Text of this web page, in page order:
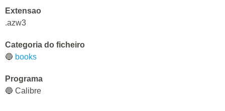
Extensao
.azw3
Categoria do ficheiro
🔵 books
Programa
🔵 Calibre